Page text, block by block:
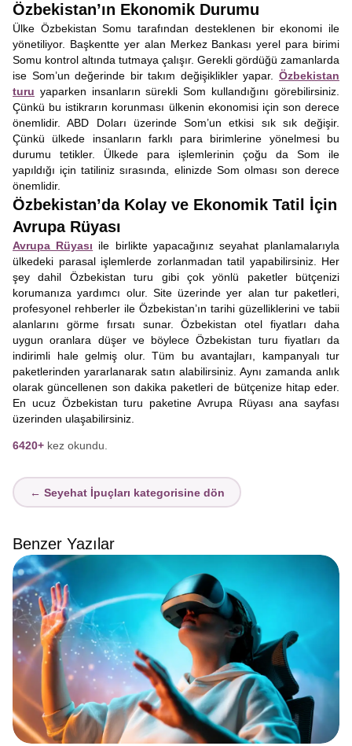
Özbekistan’ın Ekonomik Durumu
Ülke Özbekistan Somu tarafından desteklenen bir ekonomi ile
yönetiliyor. Başkentte yer alan Merkez Bankası yerel para birimi
Somu kontrol altında tutmaya çalışır. Gerekli gördüğü zamanlarda
ise Som’un değerinde bir takım değişiklikler yapar. Özbekistan
turu yaparken insanların sürekli Som kullandığını görebilirsiniz.
Çünkü bu istikrarın korunması ülkenin ekonomisi için son derece
önemlidir. ABD Doları üzerinde Som’un etkisi sık sık değişir.
Çünkü ülkede insanların farklı para birimlerine yönelmesi bu
durumu tetikler. Ülkede para işlemlerinin çoğu da Som ile
yapıldığı için tatiliniz sırasında, elinizde Som olması son derece
önemlidir.
Özbekistan’da Kolay ve Ekonomik Tatil İçin
Avrupa Rüyası
Avrupa Rüyası ile birlikte yapacağınız seyahat planlamalarıyla
ülkedeki parasal işlemlerde zorlanmadan tatil yapabilirsiniz. Her
şey dahil Özbekistan turu gibi çok yönlü paketler bütçenizi
korumanıza yardımcı olur. Site üzerinde yer alan tur paketleri,
profesyonel rehberler ile Özbekistan’ın tarihi güzelliklerini ve tabii
alanlarını görme fırsatı sunar. Özbekistan otel fiyatları daha
uygun oranlara düşer ve böylece Özbekistan turu fiyatları da
indirimli hale gelmiş olur. Tüm bu avantajları, kampanyalı tur
paketlerinden yararlanarak satın alabilirsiniz. Aynı zamanda anlık
olarak güncellenen son dakika paketleri de bütçenize hitap eder.
En ucuz Özbekistan turu paketine Avrupa Rüyası ana sayfası
üzerinden ulaşabilirsiniz.
6420+ kez okundu.
← Seyehat İpuçları kategorisine dön
Benzer Yazılar